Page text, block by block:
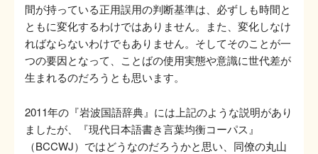
間が持っている正用誤用の判断基準は、必ずしも時間と
ともに変化するわけではありません。また、変化しなけ
ればならないわけでもありません。そしてそのことが一
つの要因となって、ことばの使用実態や意識に世代差が
生まれるのだろうとも思います。
2011年の『岩波国語辞典』には上記のような説明があり
ましたが、『現代日本語書き言葉均衡コーパス』
（BCCWJ）ではどうなのだろうかと思い、同僚の丸山